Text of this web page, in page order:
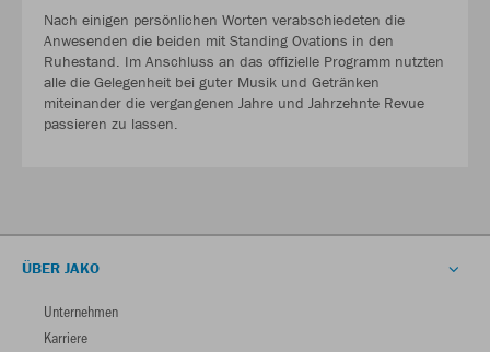
Nach einigen persönlichen Worten verabschiedeten die
Anwesenden die beiden mit Standing Ovations in den
Ruhestand. Im Anschluss an das offizielle Programm nutzten
alle die Gelegenheit bei guter Musik und Getränken
miteinander die vergangenen Jahre und Jahrzehnte Revue
passieren zu lassen.
ÜBER JAKO
Unternehmen
Karriere